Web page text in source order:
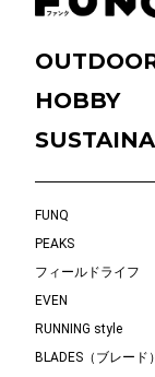
HOBBY
FUNQ
PEAKS
フィールドライフ
EVEN
RUNNING style
BLADES（ブレード）